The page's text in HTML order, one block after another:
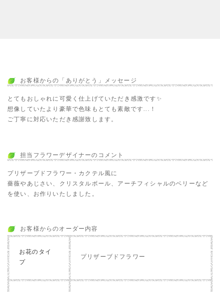
お客様からの「ありがとう」メッセージ
とてもおしゃれに可愛く仕上げていただき感激です✨
想像していたより豪華で色味もとても素敵です...！
ご丁寧に対応いただき感謝致します。
担当フラワーデザイナーのコメント
プリザーブドフラワー・カクテル風に
薔薇やあじさい、クリスタルボール、アーチフィシャルのベリーなど
を使い、お作りいたしました。
お客様からのオーダー内容
お花のタイ
プ
プリザーブドフラワー